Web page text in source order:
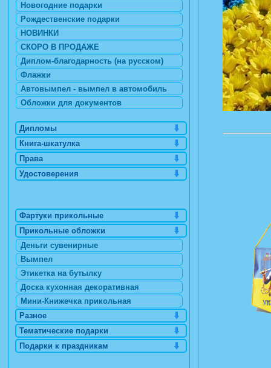
Новогодние подарки
Рождественские подарки
НОВИНКИ
СКОРО В ПРОДАЖЕ
Диплом-благодарность (на русском)
Флажки
Автовымпел - вымпел в автомобиль
Обложки для документов
Дипломы
Книга-шкатулка
Права
Удостоверения
Фартуки прикольные
Прикольные обложки
Деньги сувенирные
Вымпел
Этикетка на бутылку
Доска кухонная декоративная
Мини-Книжечка прикольная
Разное
Тематические подарки
Подарки к праздникам